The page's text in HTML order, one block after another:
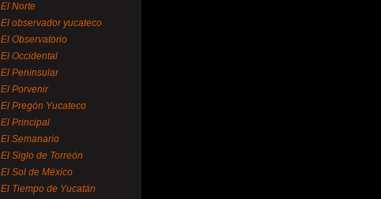
El Norte
El observador yucateco
El Observatorio
El Occidental
El Peninsular
El Porvenir
El Pregón Yucateco
El Principal
El Semanario
El Siglo de Torreón
El Sol de México
El Tiempo de Yucatán